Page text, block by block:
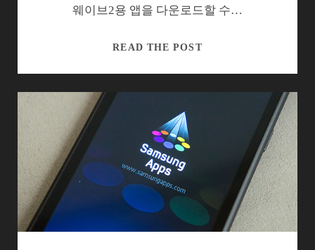
웨이브2용 앱을 다운로드할 수…
READ THE POST웨
다